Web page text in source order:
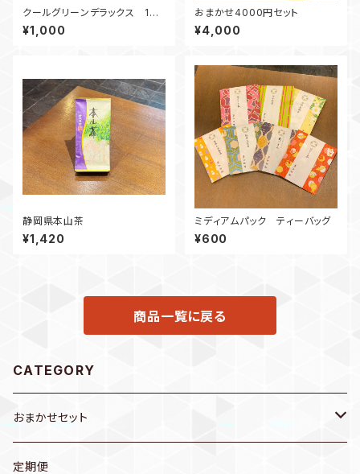
クールグリーンデラックス 100
g スティックタイプ（10g×10
本）
¥1,000
おまかせ4000円セット
¥4,000
静岡県本山茶
¥1,420
ミディアムパック ティーバッグ
¥600
商品一覧に戻る
CATEGORY
おまかせセット
送料無料
定期便